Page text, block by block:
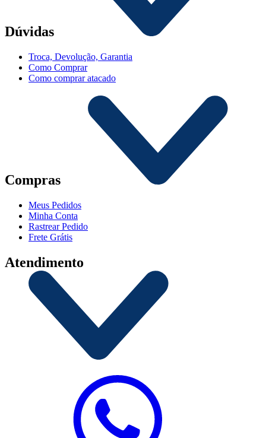
Dúvidas
Troca, Devolução, Garantia
Como Comprar
Como comprar atacado
Compras
Meus Pedidos
Minha Conta
Rastrear Pedido
Frete Grátis
Atendimento